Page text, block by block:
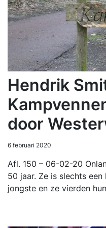
Hendrik
door
6 februari 2020
Afl. 150 – 06-02-20
50 jaar. Ze is slechts
jongste en ze vierden